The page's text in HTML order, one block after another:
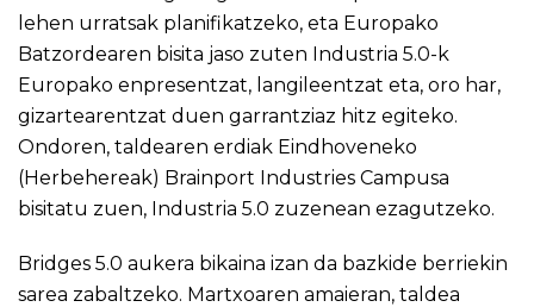
lehen urratsak planifikatzeko, eta Europako
Batzordearen bisita jaso zuten Industria 5.0-k
Europako enpresentzat, langileentzat eta, oro har,
gizartearentzat duen garrantziaz hitz egiteko.
Ondoren, taldearen erdiak Eindhoveneko
(Herbehereak) Brainport Industries Campusa
bisitatu zuen, Industria 5.0 zuzenean ezagutzeko.
Bridges 5.0 aukera bikaina izan da bazkide berriekin
sarea zabaltzeko. Martxoaren amaieran, taldea